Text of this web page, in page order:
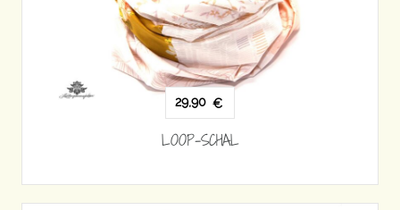
29,90 €
LOOP-SCHAL